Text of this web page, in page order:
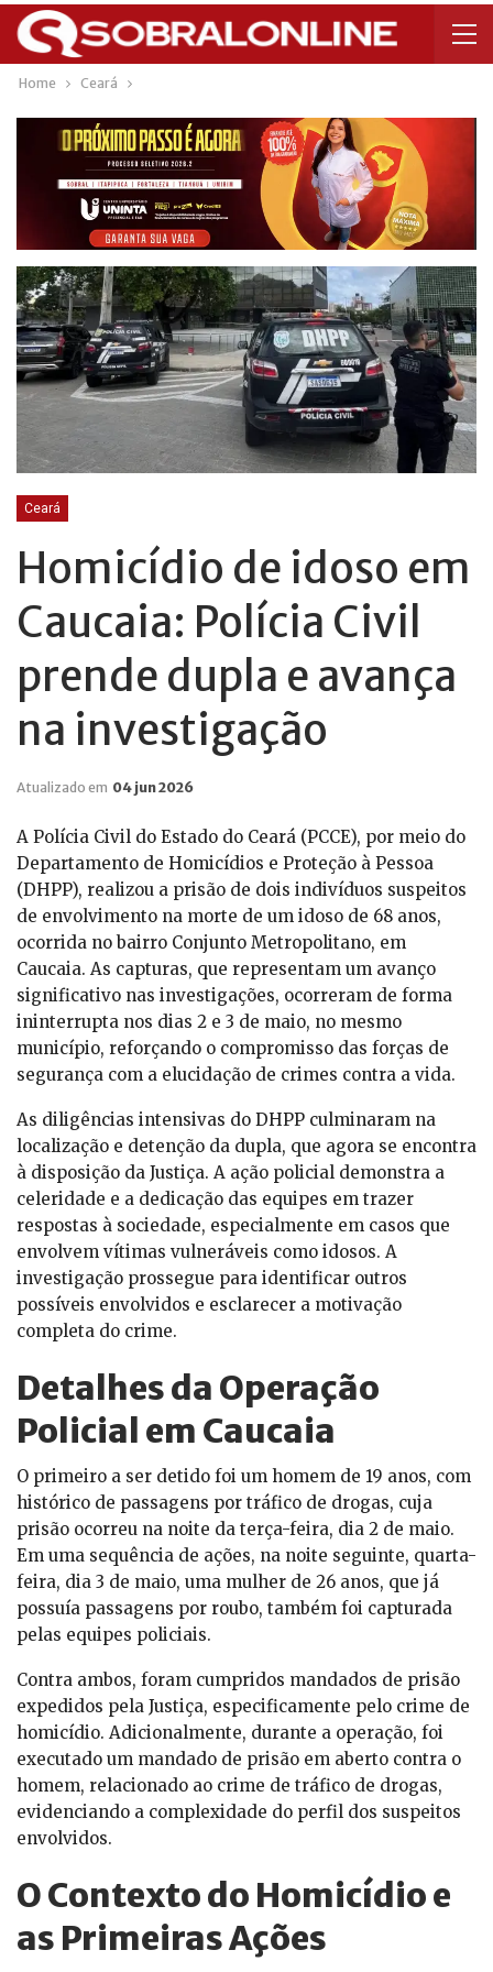
Home Ceará
Ceará
Homicídio de idoso em
Caucaia: Polícia Civil
prende dupla e avança
na investigação
Atualizado em 04 jun 2026
A Polícia Civil do Estado do Ceará (PCCE), por meio do
Departamento de Homicídios e Proteção à Pessoa
(DHPP), realizou a prisão de dois indivíduos suspeitos
de envolvimento na morte de um idoso de 68 anos,
ocorrida no bairro Conjunto Metropolitano, em
Caucaia. As capturas, que representam um avanço
significativo nas investigações, ocorreram de forma
ininterrupta nos dias 2 e 3 de maio, no mesmo
município, reforçando o compromisso das forças de
segurança com a elucidação de crimes contra a vida.
As diligências intensivas do DHPP culminaram na
localização e detenção da dupla, que agora se encontra
à disposição da Justiça. A ação policial demonstra a
celeridade e a dedicação das equipes em trazer
respostas à sociedade, especialmente em casos que
envolvem vítimas vulneráveis como idosos. A
investigação prossegue para identificar outros
possíveis envolvidos e esclarecer a motivação
completa do crime.
Detalhes da Operação
Policial em Caucaia
O primeiro a ser detido foi um homem de 19 anos, com
histórico de passagens por tráfico de drogas, cuja
prisão ocorreu na noite da terça-feira, dia 2 de maio.
Em uma sequência de ações, na noite seguinte, quarta-
feira, dia 3 de maio, uma mulher de 26 anos, que já
possuía passagens por roubo, também foi capturada
pelas equipes policiais.
Contra ambos, foram cumpridos mandados de prisão
expedidos pela Justiça, especificamente pelo crime de
homicídio. Adicionalmente, durante a operação, foi
executado um mandado de prisão em aberto contra o
homem, relacionado ao crime de tráfico de drogas,
evidenciando a complexidade do perfil dos suspeitos
envolvidos.
O Contexto do Homicídio e
as Primeiras Ações